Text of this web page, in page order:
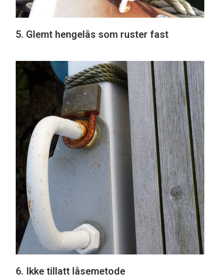
5. Glemt hengelås som ruster fast
6. Ikke tillatt låsemetode